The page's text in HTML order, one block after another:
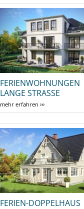
FERIENWOHNUNGEN
LANGE STRASSE
mehr erfahren ›››
FERIEN-DOPPELHAUS